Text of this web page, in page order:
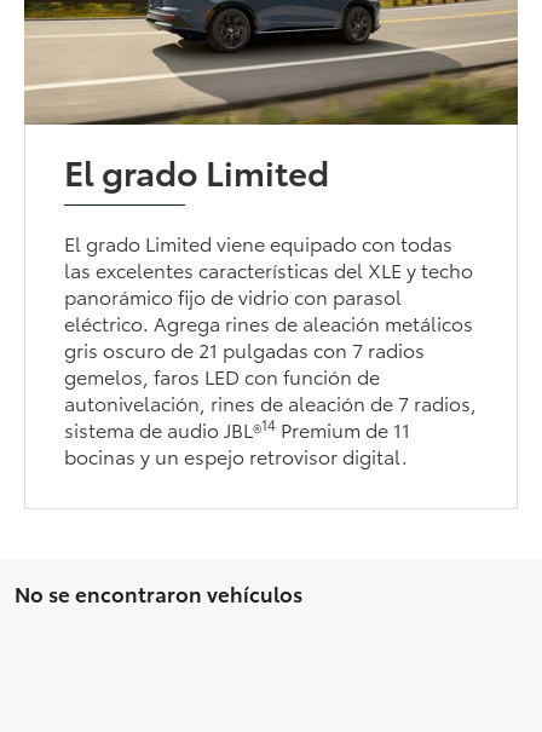
El grado Limited
El grado Limited viene equipado con todas
las excelentes características del XLE y techo
panorámico fijo de vidrio con parasol
eléctrico. Agrega rines de aleación metálicos
gris oscuro de 21 pulgadas con 7 radios
gemelos, faros LED con función de
autonivelación, rines de aleación de 7 radios,
sistema de audio JBL®14 Premium de 11
bocinas y un espejo retrovisor digital.
No se encontraron vehículos